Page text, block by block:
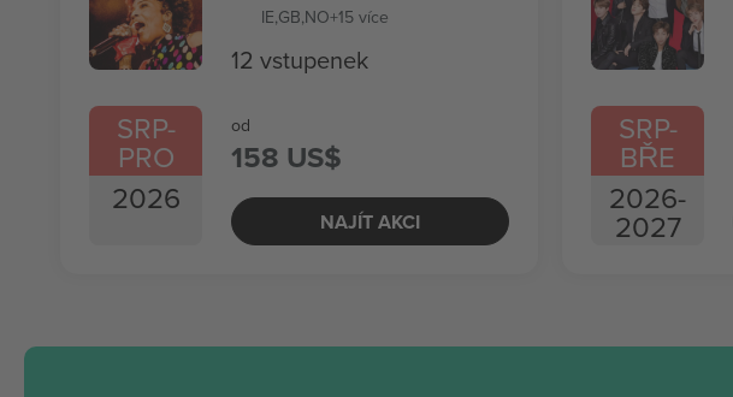
SRP-
PRO
2026
IE,GB,NO+15 více
12 vstupenek
od
158 US$
NAJÍT AKCI
SRP-
BŘE
2026-
2027